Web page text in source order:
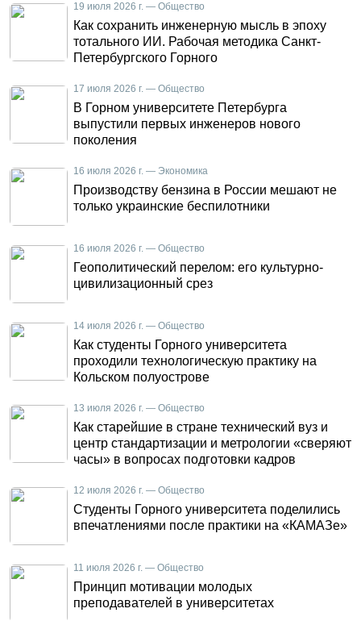
19 июля 2026 г. — Общество
Как сохранить инженерную мысль в эпоху
тотального ИИ. Рабочая методика Санкт-
Петербургского Горного
17 июля 2026 г. — Общество
В Горном университете Петербурга
выпустили первых инженеров нового
поколения
16 июля 2026 г. — Экономика
Производству бензина в России мешают не
только украинские беспилотники
16 июля 2026 г. — Общество
Геополитический перелом: его культурно-
цивилизационный срез
14 июля 2026 г. — Общество
Как студенты Горного университета
проходили технологическую практику на
Кольском полуострове
13 июля 2026 г. — Общество
Как старейшие в стране технический вуз и
центр стандартизации и метрологии «сверяют
часы» в вопросах подготовки кадров
12 июля 2026 г. — Общество
Студенты Горного университета поделились
впечатлениями после практики на «КАМАЗе»
11 июля 2026 г. — Общество
Принцип мотивации молодых
преподавателей в университетах